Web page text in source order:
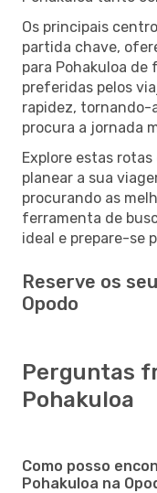
Os principais
partida chave,
para Pohakuloa de
preferidas pelos
rapidez, tornando-
procura a jornada
Explore estas
planear a sua
procurando as
ferramenta de
ideal e prepare-se
Reserve os
Opodo
Perguntas
Pohakuloa
Como posso
Pohakuloa na